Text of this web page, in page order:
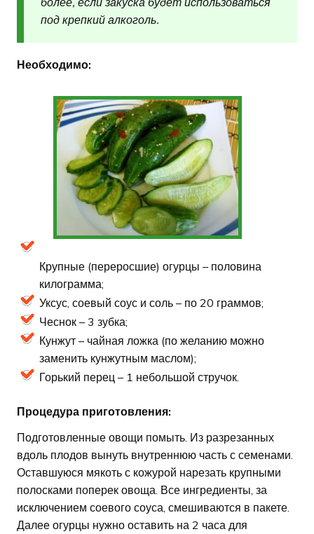
под крепкий алкоголь.
Необходимо:
Крупные (переросшие) огурцы – половина
килограмма;
Уксус, соевый соус и соль – по 20 граммов;
Чеснок – 3 зубка;
Кунжут – чайная ложка (по желанию можно
заменить кунжутным маслом);
Горький перец – 1 небольшой стручок.
Процедура приготовления:
Подготовленные овощи помыть. Из разрезанных
вдоль плодов вынуть внутреннюю часть с семенами.
Оставшуюся мякоть с кожурой нарезать крупными
полосками поперек овоща. Все ингредиенты, за
исключением соевого соуса, смешиваются в пакете.
Далее огурцы нужно оставить на 2 часа для